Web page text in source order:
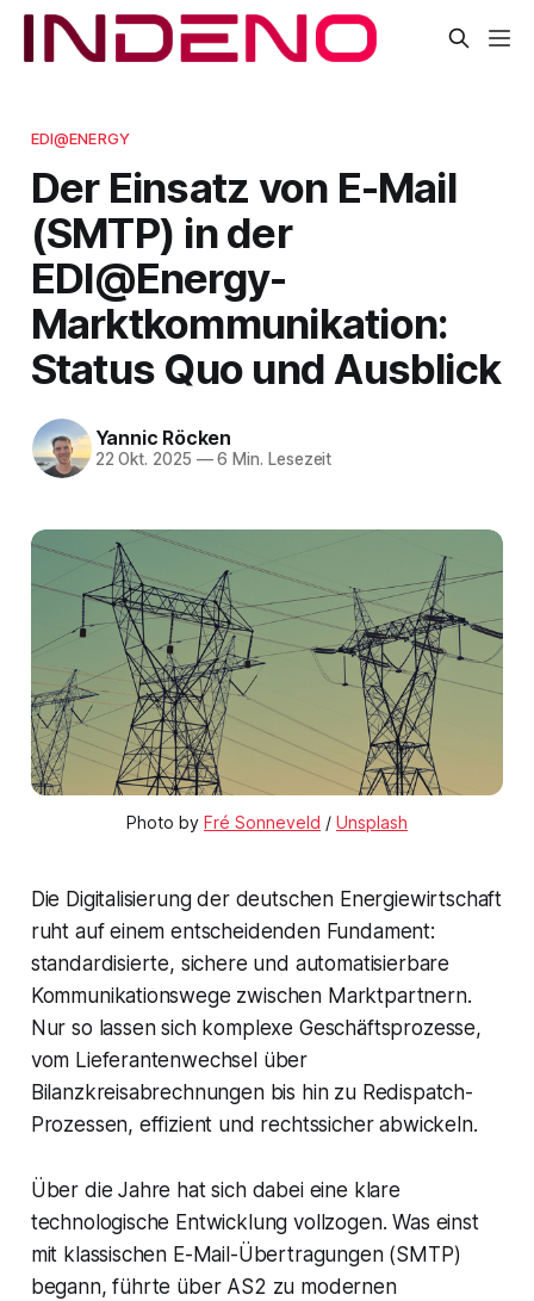
EDI@ENERGY
Der Einsatz von E-Mail
(SMTP) in der
EDI@Energy-
Marktkommunikation:
Status Quo und Ausblick
Yannic Röcken
22 Okt. 2025 —6 Min. Lesezeit
Photo by Fré Sonneveld / Unsplash
Die Digitalisierung der deutschen Energiewirtschaft
ruht auf einem entscheidenden Fundament:
standardisierte, sichere und automatisierbare
Kommunikationswege zwischen Marktpartnern.
Nur so lassen sich komplexe Geschäftsprozesse,
vom Lieferantenwechsel über
Bilanzkreisabrechnungen bis hin zu Redispatch-
Prozessen, effizient und rechtssicher abwickeln.
Über die Jahre hat sich dabei eine klare
technologische Entwicklung vollzogen. Was einst
mit klassischen E-Mail-Übertragungen (SMTP)
begann, führte über AS2 zu modernen